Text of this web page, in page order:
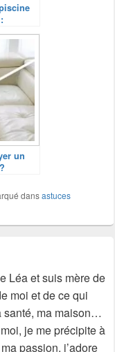
un
dansastuces
Léa et suis mère de
moi et de ce qui
santé, ma maison…
je me précipite à
passion, j’adore